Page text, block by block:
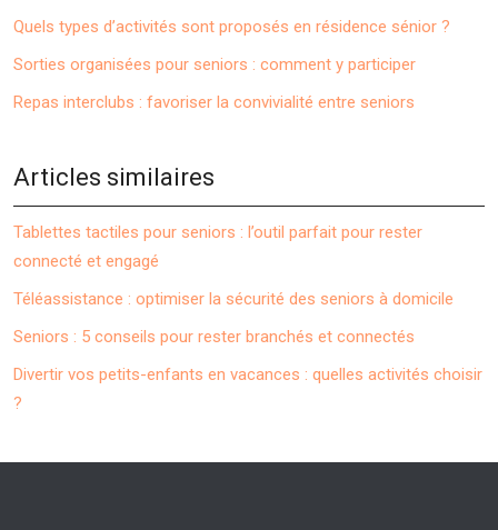
Quels types d’activités sont proposés en résidence sénior ?
Sorties organisées pour seniors : comment y participer
Repas interclubs : favoriser la convivialité entre seniors
Articles similaires
Tablettes tactiles pour seniors : l’outil parfait pour rester
connecté et engagé
Téléassistance : optimiser la sécurité des seniors à domicile
Seniors : 5 conseils pour rester branchés et connectés
Divertir vos petits-enfants en vacances : quelles activités choisir
?